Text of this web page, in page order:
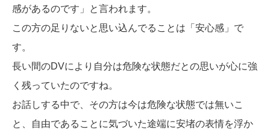
感があるのです」と言われます。
この方の足りないと思い込んでることは「安心感」で
す。
長い間のDVにより自分は危険な状態だとの思いが心に強
く残っていたのですね。
お話しする中で、その方は今は危険な状態では無いこ
と、自由であることに気づいた途端に安堵の表情を浮か